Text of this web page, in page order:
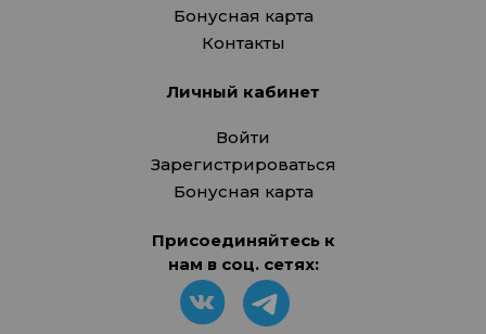
Бонусная карта
Контакты
Личный кабинет
Войти
Зарегистрироваться
Бонусная карта
Присоединяйтесь к
нам в соц. сетях: